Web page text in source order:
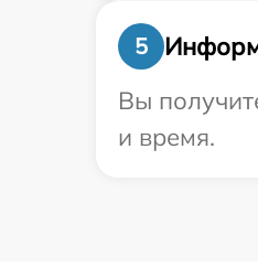
5
Вы
и время.